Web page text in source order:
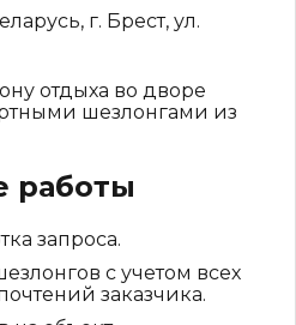
г. Брест, ул.
отдыха во дворе
шезлонгами из
работы
запроса.
с учетом всех
заказчика.